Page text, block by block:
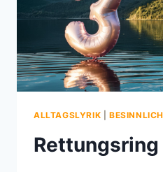
ALLTAGSLYRIK
Rettungsring